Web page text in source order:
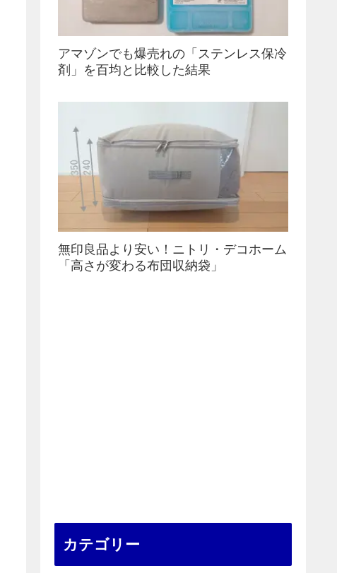
アマゾンでも爆売れの「ステンレス保冷
剤」を百均と比較した結果
無印良品より安い！ニトリ・デコホーム
「高さが変わる布団収納袋」
カテゴリー